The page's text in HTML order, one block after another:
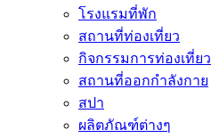
โรงแรมที่พัก
สถานที่ท่องเที่ยว
กิจกรรมการท่องเที่ยว
สถานที่ออกกำลังกาย
สปา
ผลิตภัณฑ์ต่างๆ